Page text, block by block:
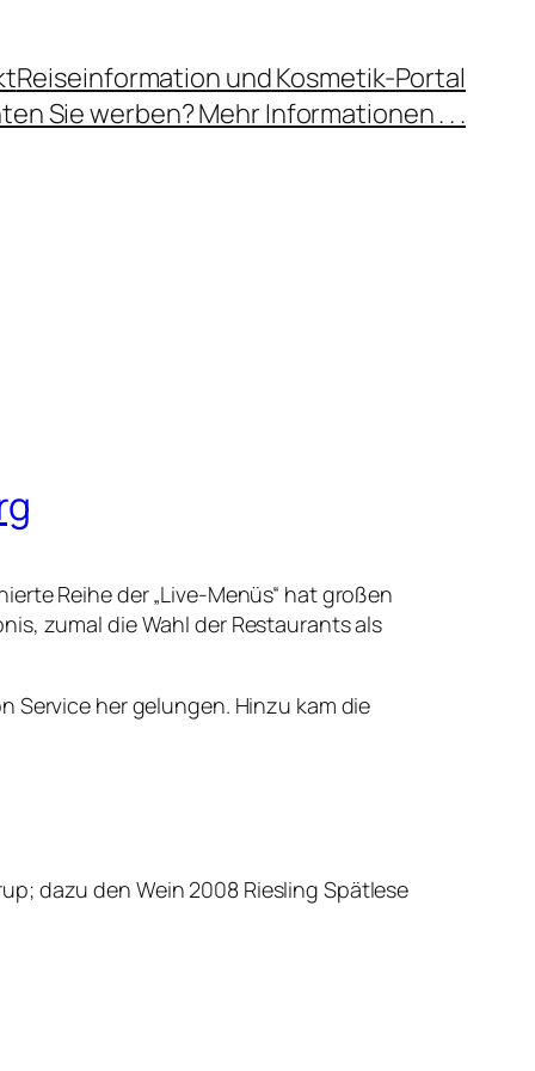
Reiseinformation und Kosmetik-Portal
Sie werben? Mehr Informationen . . .
Reihe der „Live-Menüs“ hat großen
zumal die Wahl der Restaurants als
Service her gelungen. Hinzu kam die
dazu den Wein 2008 Riesling Spätlese